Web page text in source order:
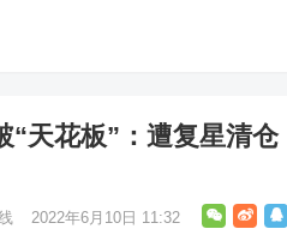
“天花板”：遭复星清
2022年6月10日 11:32